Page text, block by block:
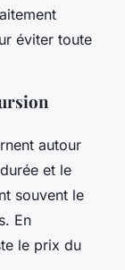
éviter toute
autour
et le
souvent le
En
le prix du